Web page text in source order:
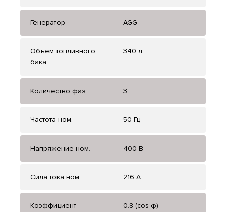
Генератор AGG
Объем топливного
бака
340 л
Количество фаз 3
Частота ном. 50 Гц
Напряжение ном. 400 В
Сила тока ном. 216 А
Коэффициент
0.8 (cos φ)